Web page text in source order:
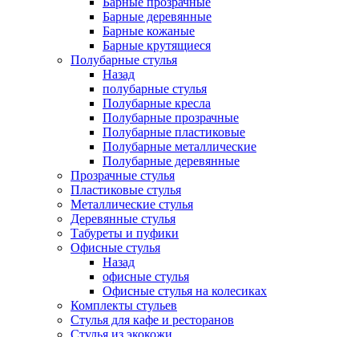
Барные деревянные
Барные кожаные
Барные крутящиеся
Полубарные стулья
Назад
полубарные стулья
Полубарные кресла
Полубарные прозрачные
Полубарные пластиковые
Полубарные металлические
Полубарные деревянные
Прозрачные стулья
Пластиковые стулья
Металлические стулья
Деревянные стулья
Табуреты и пуфики
Офисные стулья
Назад
офисные стулья
Офисные стулья на колесиках
Комплекты стульев
Стулья для кафе и ресторанов